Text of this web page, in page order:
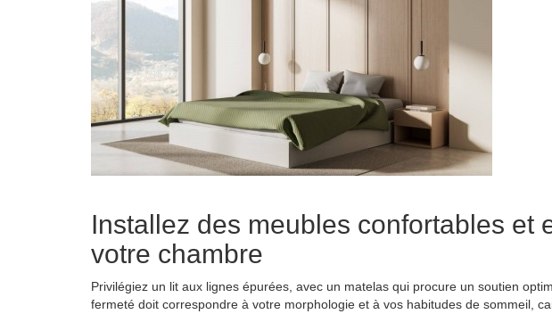
Installez des meubles confortables et
votre chambre
Privilégiez un lit aux lignes épurées, avec un matelas qui procure un soutien
fermeté doit correspondre à votre morphologie et à vos habitudes de sommeil,